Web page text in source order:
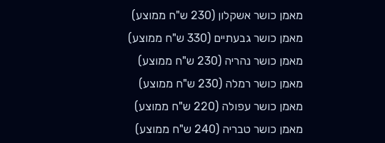
מאמן כושר אשקלון (
230 ש"ח ממוצע)
מאמן כושר גבעתיים (
330 ש"ח ממוצע)
מאמן כושר נהריה (
230 ש"ח ממוצע)
מאמן כושר רמלה (
230 ש"ח ממוצע)
מאמן כושר עפולה (
220 ש"ח ממוצע)
מאמן כושר טבריה (
240 ש"ח ממוצע)